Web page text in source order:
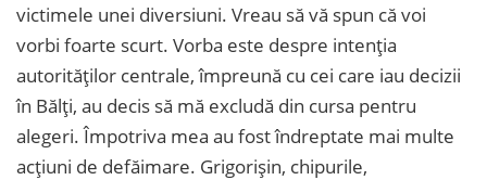
victimele unei diversiuni. Vreau să vă spun că voi
vorbi foarte scurt. Vorba este despre intenția
autorităților centrale, împreună cu cei care iau decizii
în Bălți, au decis să mă excludă din cursa pentru
alegeri. Împotriva mea au fost îndreptate mai multe
acțiuni de defăimare. Grigorișin, chipurile,